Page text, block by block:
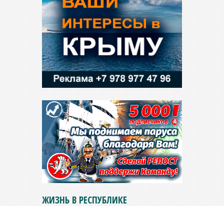
ЖИЗНЬ В РЕСПУБЛИКЕ